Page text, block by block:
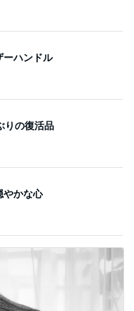
ーハンドル
りの復活品
やかな心